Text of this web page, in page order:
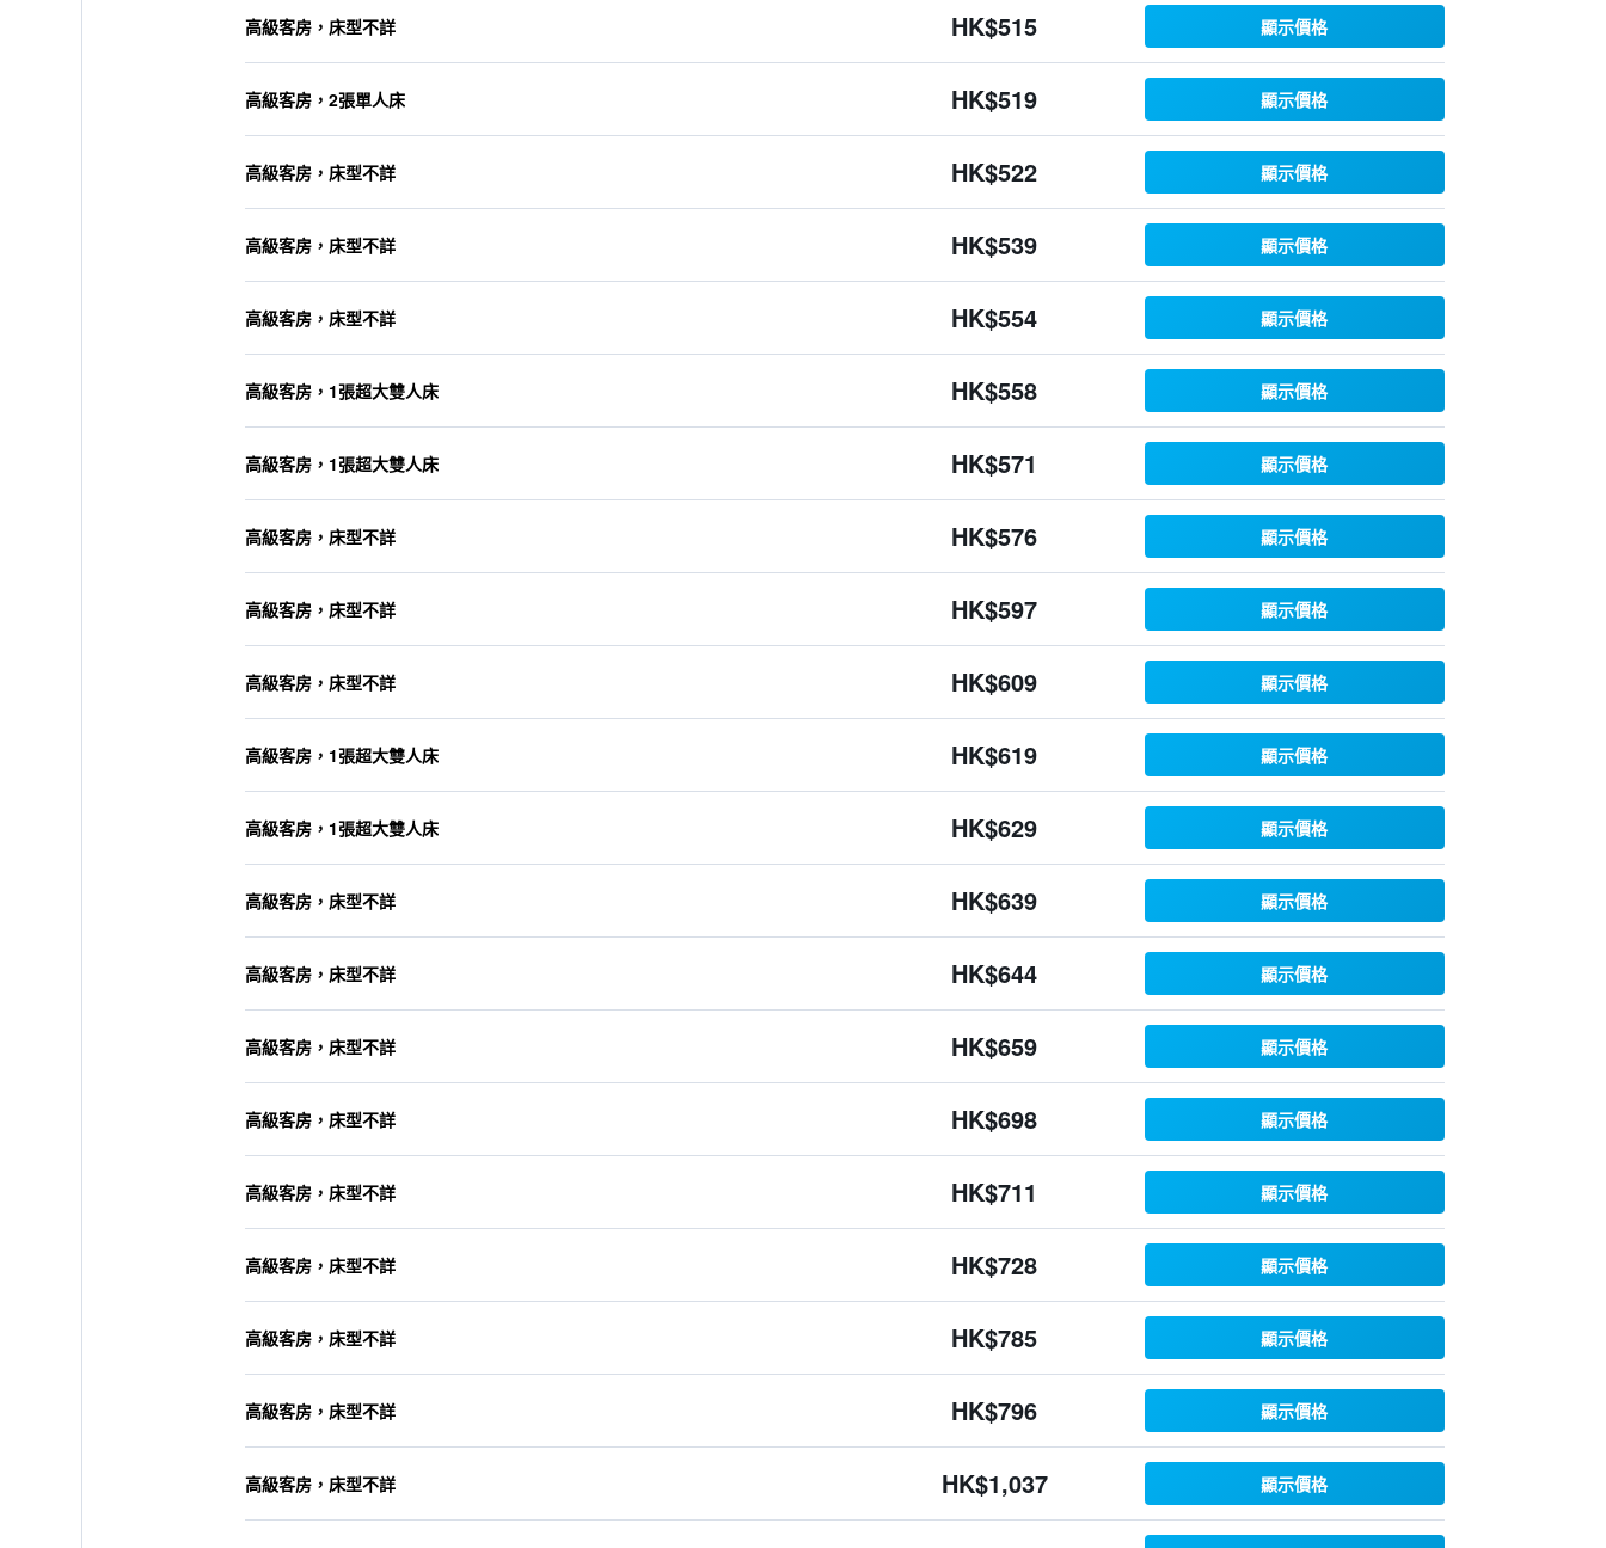
高級客房，床型不詳 HK$515 顯示價格
高級客房，2張單人床 HK$519 顯示價格
高級客房，床型不詳 HK$522 顯示價格
高級客房，床型不詳 HK$539 顯示價格
高級客房，床型不詳 HK$554 顯示價格
高級客房，1張超大雙人床 HK$558 顯示價格
高級客房，1張超大雙人床 HK$571 顯示價格
高級客房，床型不詳 HK$576 顯示價格
高級客房，床型不詳 HK$597 顯示價格
高級客房，床型不詳 HK$609 顯示價格
高級客房，1張超大雙人床 HK$619 顯示價格
高級客房，1張超大雙人床 HK$629 顯示價格
高級客房，床型不詳 HK$639 顯示價格
高級客房，床型不詳 HK$644 顯示價格
高級客房，床型不詳 HK$659 顯示價格
高級客房，床型不詳 HK$698 顯示價格
高級客房，床型不詳 HK$711 顯示價格
高級客房，床型不詳 HK$728 顯示價格
高級客房，床型不詳 HK$785 顯示價格
高級客房，床型不詳 HK$796 顯示價格
高級客房，床型不詳 HK$1,037 顯示價格